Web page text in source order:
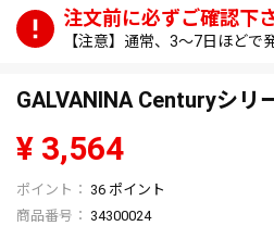
【注意】通常、3～7日ほどで
GALVANINA Centuryシリ
¥ 3,564
36 ポイント
商品番号
34300024